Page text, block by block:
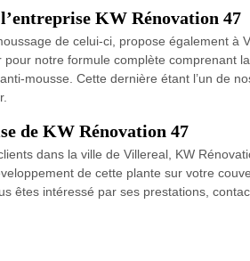
KW Rénovation 47
de celui-ci, propose également à
notre formule complète comprenant
mousse. Cette dernière étant l’un de
de KW Rénovation 47
dans la ville de Villereal, KW
de cette plante sur votre
êtes intéressé par ses prestations,